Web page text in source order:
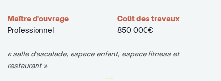
Maître d'ouvrage
Professionnel
Coût des travaux
850 000€
« salle d'escalade, espace enfant, espace fitness et
restaurant »